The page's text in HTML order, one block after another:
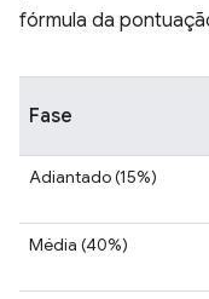
fórmula da
Fase
Adiantado (15%)
Média (40%)